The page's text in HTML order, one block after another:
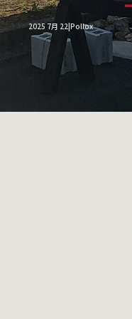
2025 7月 22|Pollox